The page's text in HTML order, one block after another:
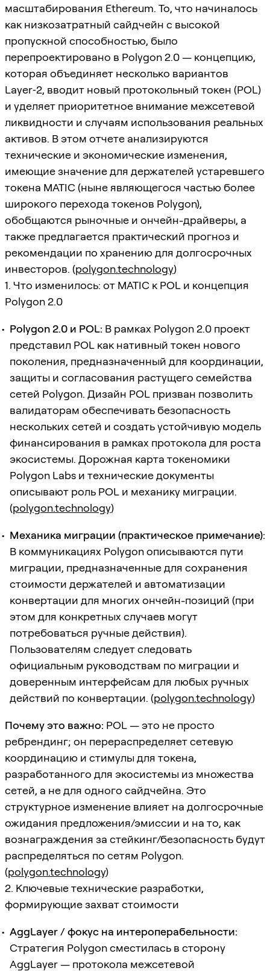
масштабирования Ethereum. То, что начиналось
как низкозатратный сайдчейн с высокой
пропускной способностью, было
перепроектировано в Polygon 2.0 — концепцию,
которая объединяет несколько вариантов
Layer‑2, вводит новый протокольный токен (POL)
и уделяет приоритетное внимание межсетевой
ликвидности и случаям использования реальных
активов. В этом отчете анализируются
технические и экономические изменения,
имеющие значение для держателей устаревшего
токена MATIC (ныне являющегося частью более
широкого перехода токенов Polygon),
обобщаются рыночные и ончейн-драйверы, а
также предлагается практический прогноз и
рекомендации по хранению для долгосрочных
инвесторов. (polygon.technology)
1. Что изменилось: от MATIC к POL и концепция
Polygon 2.0
Polygon 2.0 и POL: В рамках Polygon 2.0 проект
представил POL как нативный токен нового
поколения, предназначенный для координации,
защиты и согласования растущего семейства
сетей Polygon. Дизайн POL призван позволить
валидаторам обеспечивать безопасность
нескольких сетей и создать устойчивую модель
финансирования в рамках протокола для роста
экосистемы. Дорожная карта токеномики
Polygon Labs и технические документы
описывают роль POL и механику миграции.
(polygon.technology)
Механика миграции (практическое примечание):
В коммуникациях Polygon описываются пути
миграции, предназначенные для сохранения
стоимости держателей и автоматизации
конвертации для многих ончейн-позиций (при
этом для конкретных случаев могут
потребоваться ручные действия).
Пользователям следует следовать
официальным руководствам по миграции и
доверенным интерфейсам для любых ручных
действий по конвертации. (polygon.technology)
Почему это важно: POL — это не просто
ребрендинг; он перераспределяет сетевую
координацию и стимулы для токена,
разработанного для экосистемы из множества
сетей, а не для одного сайдчейна. Это
структурное изменение влияет на долгосрочные
ожидания предложения/эмиссии и на то, как
вознаграждения за стейкинг/безопасность будут
распределяться по сетям Polygon.
(polygon.technology)
2. Ключевые технические разработки,
формирующие захват стоимости
AggLayer / фокус на интероперабельности:
Стратегия Polygon сместилась в сторону
AggLayer — протокола межсетевой